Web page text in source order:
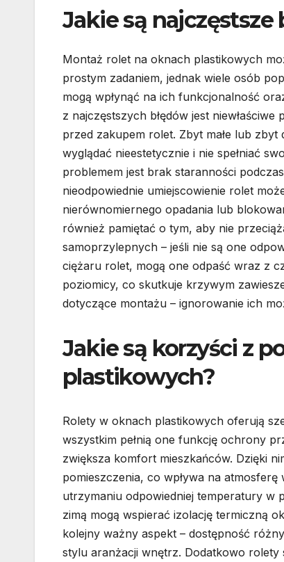
Jakie są najczęstsze
Montaż rolet na oknach plastikowych
prostym zadaniem, jednak wiele osób
mogą wpłynąć na ich funkcjonalność
z najczęstszych błędów jest niewłaściwe
przed zakupem rolet. Zbyt małe lub zbyt
wyglądać nieestetycznie i nie spełniać
problemem jest brak staranności
nieodpowiednie umiejscowienie rolet
nierównomiernego opadania lub
również pamiętać o tym, aby nie
samoprzylepnych – jeśli nie są one
ciężaru rolet, mogą one odpaść wraz z
poziomicy, co skutkuje krzywym
dotyczące montażu – ignorowanie ich
Jakie są korzyści z
plastikowych?
Rolety w oknach plastikowych oferują
wszystkim pełnią one funkcję ochrony
zwiększa komfort mieszkańców. Dzięki
pomieszczenia, co wpływa na
utrzymaniu odpowiedniej temperatury w
zimą mogą wspierać izolację termiczną
kolejny ważny aspekt – dostępność
stylu aranżacji wnętrz. Dodatkowo rolety